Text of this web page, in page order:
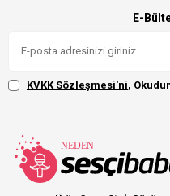
E-
KVKK Sözleşmesi'ni,